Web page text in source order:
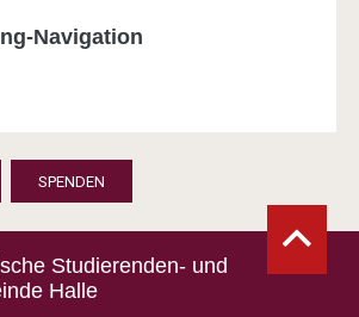
Navigation
SPENDEN
Studierenden- und
Halle